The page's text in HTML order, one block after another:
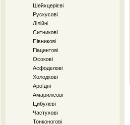
Шейхцерієві
Рускусові
Лілійні
Ситникові
Півникові
Гіацинтові
Осокові
Асфоделові
Холодкові
Ароїдні
Амарилісові
Цибулеві
Частухові
Тонконогові